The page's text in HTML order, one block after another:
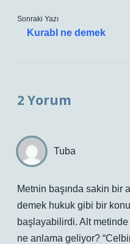
Sonraki Yazı
Kurabl ne demek
2 Yorum
Tuba
Metnin başında sakin bir
demek hukuk gibi bir
başlayabilirdi. Alt
ne anlama geliyor?